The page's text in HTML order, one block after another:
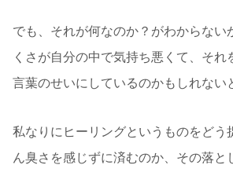
でも、それが何なのか？がわからない
くさが自分の中で気持ち悪くて、それ
言葉のせいにしているのかもしれない
私なりにヒーリングというものをどう
ん臭さを感じずに済むのか、その落と